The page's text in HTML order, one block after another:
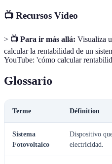
📺 Recursos Vídeo
> 📺 Para ir más allá: Visualiza
calcular la rentabilidad de un
YouTube: 'cómo calcular
Glossario
Terme Définition
Sistema
Fotovoltaico
Dispositivo
electricidad.